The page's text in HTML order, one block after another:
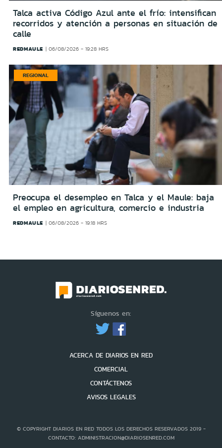
Talca activa Código Azul ante el frío: intensifican
recorridos y atención a personas en situación de
calle
REDMAULE 06/08/2026 - 19:28 HRS
REGIONAL
Preocupa el desempleo en Talca y el Maule: baja
el empleo en agricultura, comercio e industria
REDMAULE 06/08/2026 - 19:18 HRS
Síguenos en:
ACERCA DE DIARIOS EN RED
COMERCIAL
CONTÁCTENOS
AVISOS LEGALES
© COPYRIGHT DIARIOS EN RED TODOS LOS DERECHOS RESERVADOS 2019 -
CONTACTO: ADMINISTRACION@DIARIOSENRED.COM